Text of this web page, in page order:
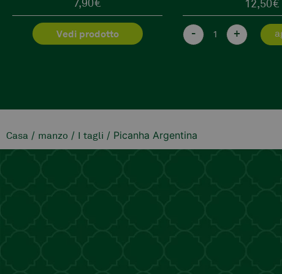
12,50€
+ aggiungi
13,90€
- +
Casa / manzo / I tagli / Picanha Argentina